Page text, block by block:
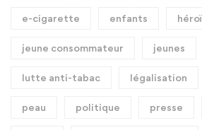
e-cigarette enfants
jeune consommateur jeunes
lutte anti-tabac légalisation
peau politique presse